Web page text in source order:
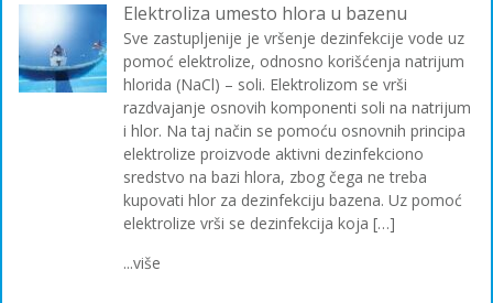
Elektroliza umesto hlora u bazenu
Sve zastupljenije je vršenje dezinfekcije vode uz
pomoć elektrolize, odnosno korišćenja natrijum
hlorida (NaCl) – soli. Elektrolizom se vrši
razdvajanje osnovih komponenti soli na natrijum
i hlor. Na taj način se pomoću osnovnih principa
elektrolize proizvode aktivni dezinfekciono
sredstvo na bazi hlora, zbog čega ne treba
kupovati hlor za dezinfekciju bazena. Uz pomoć
elektrolize vrši se dezinfekcija koja […]
...više